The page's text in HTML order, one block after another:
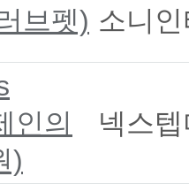
브펫) 소니
인의
)
넥스